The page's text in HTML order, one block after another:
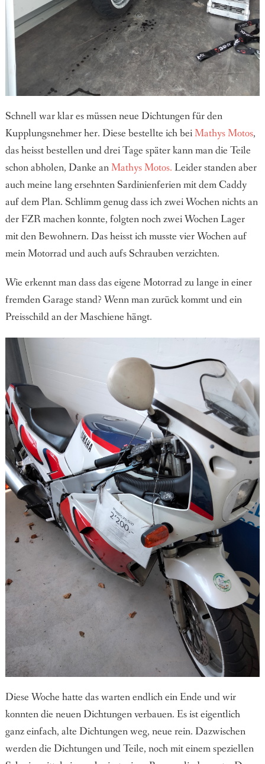
Schnell war klar es müssen neue Dichtungen für den
Kupplungsnehmer her. Diese bestellte ich beiMathys Motos,
das heisst bestellen und drei Tage später kann man die Teile
schon abholen, Danke anMathys Motos. Leider standen aber
auch meine lang ersehnten Sardinienferien mit dem Caddy
auf dem Plan. Schlimm genug dass ich zwei Wochen nichts an
der FZR machen konnte, folgten noch zwei Wochen Lager
mit den Bewohnern. Das heisst ich musste vier Wochen auf
mein Motorrad und auch aufs Schrauben verzichten.
Wie erkennt man dass das eigene Motorrad zu lange in einer
fremden Garage stand? Wenn man zurück kommt und ein
Preisschild an der Maschiene hängt.
Diese Woche hatte das warten endlich ein Ende und wir
konnten die neuen Dichtungen verbauen. Es ist eigentlich
ganz einfach, alte Dichtungen weg, neue rein. Dazwischen
werden die Dichtungen und Teile, noch mit einem speziellen